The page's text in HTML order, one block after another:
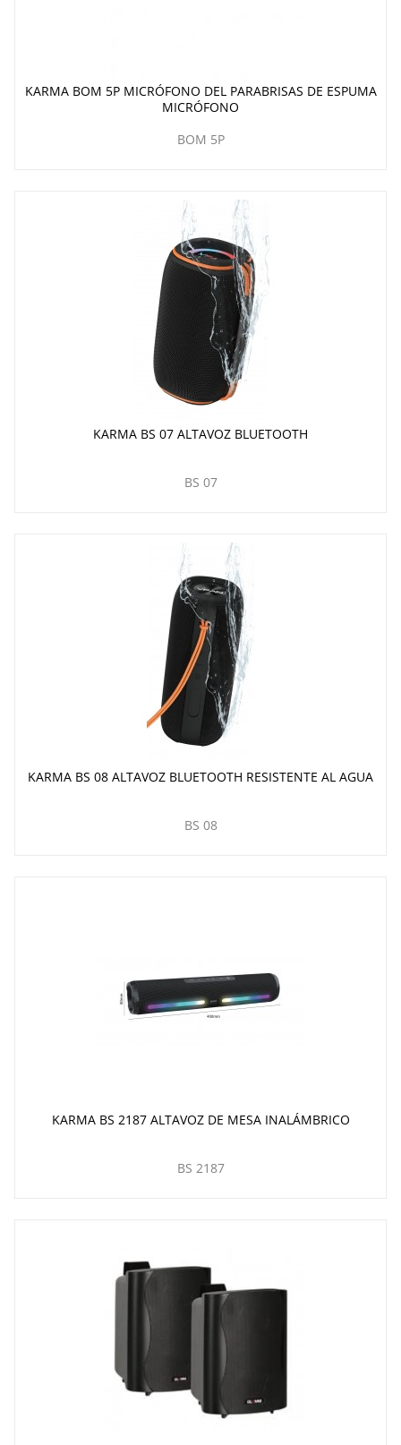
KARMA BOM 5P MICRÓFONO DEL PARABRISAS DE ESPUMA
MICRÓFONO
BOM 5P
KARMA BS 07 ALTAVOZ BLUETOOTH
BS 07
KARMA BS 08 ALTAVOZ BLUETOOTH RESISTENTE AL AGUA
BS 08
KARMA BS 2187 ALTAVOZ DE MESA INALÁMBRICO
BS 2187